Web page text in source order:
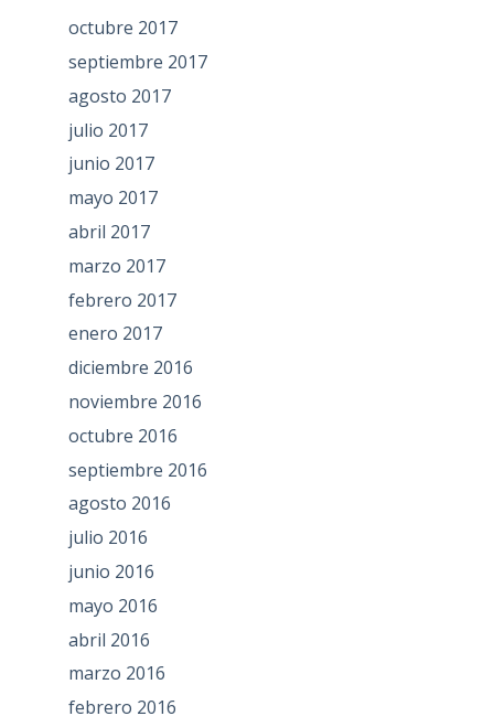
octubre 2017
septiembre 2017
agosto 2017
julio 2017
junio 2017
mayo 2017
abril 2017
marzo 2017
febrero 2017
enero 2017
diciembre 2016
noviembre 2016
octubre 2016
septiembre 2016
agosto 2016
julio 2016
junio 2016
mayo 2016
abril 2016
marzo 2016
febrero 2016